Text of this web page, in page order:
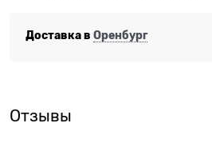
Доставка в Оренбург
Отзывы